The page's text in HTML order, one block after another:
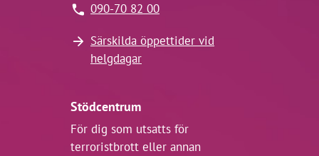
090-70 82 00
Särskilda öppettider vid
helgdagar
Stödcentrum
För dig som utsatts för
terroristbrott eller annan